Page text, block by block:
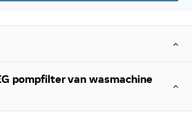
pompfilter van wasmachine